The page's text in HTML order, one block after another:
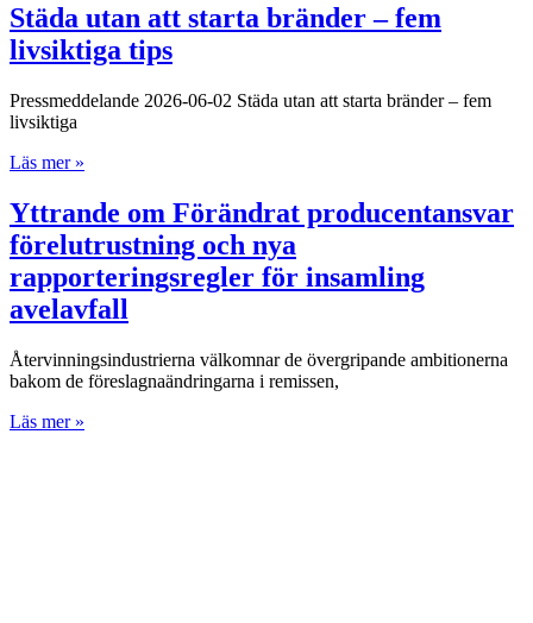
Städa utan att starta bränder – fem
livsiktiga tips
Pressmeddelande 2026-06-02 Städa utan att starta bränder – fem
livsiktiga
Läs mer »
Yttrande om Förändrat producentansvar
förelutrustning och nya
rapporteringsregler för insamling
avelavfall
Återvinningsindustrierna välkomnar de övergripande ambitionerna
bakom de föreslagnaändringarna i remissen,
Läs mer »